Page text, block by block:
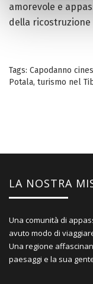
amorevole e
della
Tags: Capodanno
Potala, turismo nel
LA NOSTRA
Una comunità di
avuto modo di
Una regione
paesaggi e la sua